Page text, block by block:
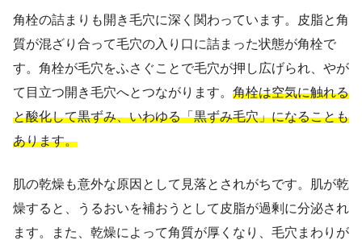
角栓の詰まりも開き毛穴に深く関わっています。皮脂と角
質が混ざり合って毛穴の入り口に詰まった状態が角栓で
す。角栓が毛穴をふさぐことで毛穴が押し広げられ、やが
て目立つ開き毛穴へとつながります。 角栓は空気に触れる
と酸化して黒ずみ、いわゆる「黒ずみ毛穴」になることも
あります。
肌の乾燥も意外な原因として見落とされがちです。肌が乾
燥すると、うるおいを補おうとして皮脂が過剰に分泌され
ます。また、乾燥によって角質が厚くなり、毛穴まわりが